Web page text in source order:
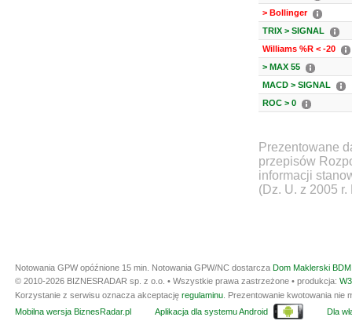
> Bollinger
TRIX > SIGNAL
Williams %R < -20
> MAX 55
MACD > SIGNAL
ROC > 0
Prezentowane
przepisów
informacji
(Dz. U. z 2005
Notowania GPW opóźnione 15 min. Notowania GPW/NC dostarcza Dom Maklerski
© 2010-2026 BIZNESRADAR sp. z o.o. • Wszystkie prawa zastrzeżone • produkcja:
Korzystanie z serwisu oznacza akceptację regulaminu . Prezentowanie kwotowania
Mobilna wersja BiznesRadar.pl
Aplikacja dla systemu Android Dla